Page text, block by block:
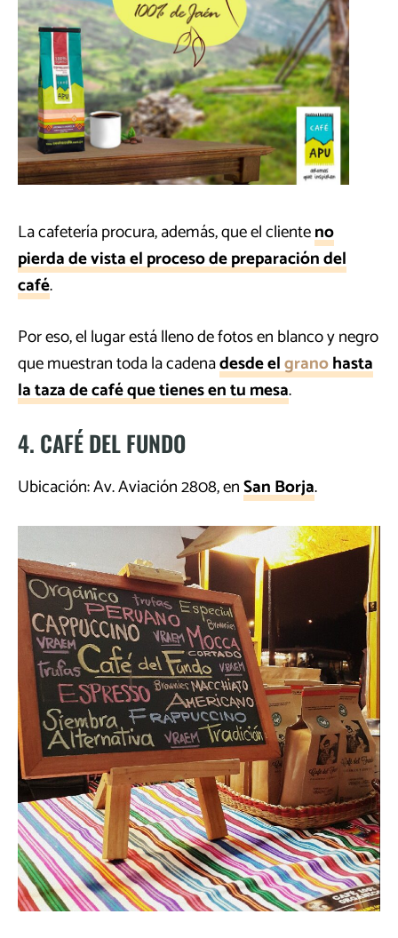
La cafetería procura, además, que el clienteno
pierda de vista el proceso de preparación del
café.
Por eso, el lugar está lleno de fotos en blanco y negro
que muestran toda la cadenadesde elgranohasta
la taza de café que tienes en tu mesa.
4. CAFÉ DEL FUNDO
Ubicación: Av. Aviación 2808, enSan Borja.